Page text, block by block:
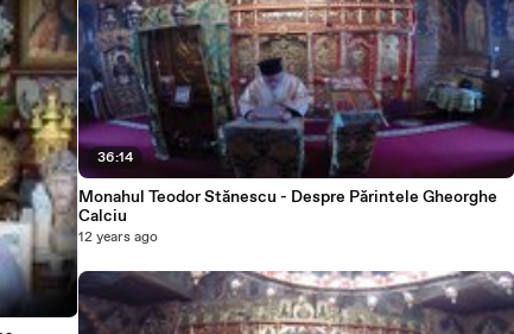
36:14
Monahul Teodor Stănescu - Despre Părintele Gheorghe
Calciu
12 years ago